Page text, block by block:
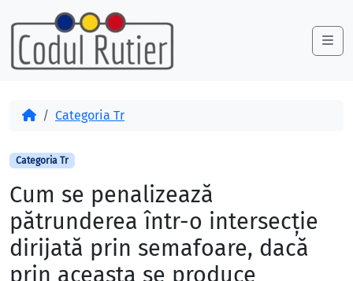
Skip to content
Skip to footer
AcasăCategoria Tr
Categoria Tr
Cum se penalizează
pătrunderea într-o intersecție
dirijată prin semafoare, dacă
prin aceasta se produce